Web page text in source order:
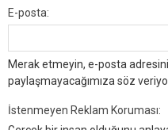
E-posta:
Merak etmeyin, e-posta
paylaşmayacağımıza söz
İstenmeyen Reklam Koruması: